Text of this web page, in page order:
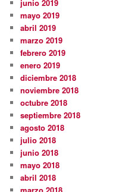
junio 2019
mayo 2019
abril 2019
marzo 2019
febrero 2019
enero 2019
diciembre 2018
noviembre 2018
octubre 2018
septiembre 2018
agosto 2018
julio 2018
junio 2018
mayo 2018
abril 2018